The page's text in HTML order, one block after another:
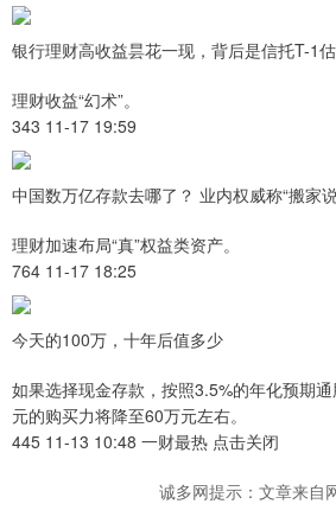
银行理财高收益昙花一现，背后是信托T-1
理财收益“幻术”。
343 11-17 19:59
中国数万亿存款去哪了？ 业内权威称“搬家
理财加速布局“真”权益类资产。
764 11-17 18:25
今天的100万，十年后值多少
如果选择现金存款，按照3.5%的年化预期
元的购买力将降至60万元左右。
445 11-13 10:48 一财最热 点击关闭
诚多网提示：文章来自